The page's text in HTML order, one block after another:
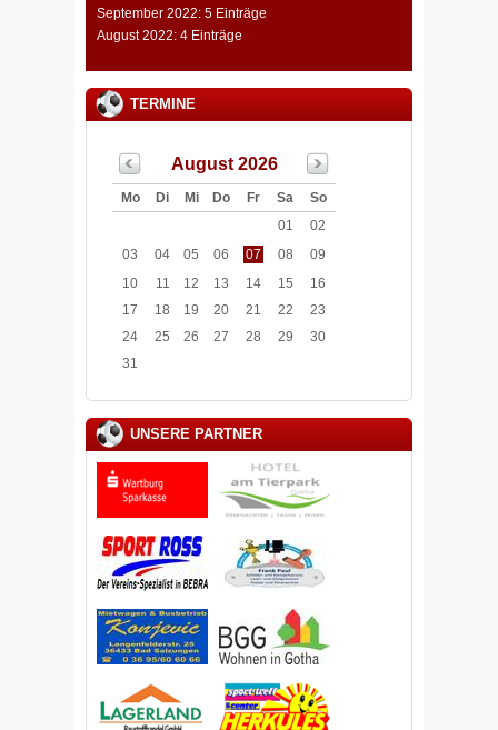
September 2022: 5 Einträge
August 2022: 4 Einträge
TERMINE
August 2026
Mo Di Mi Do Fr Sa
So
01
02
03
04 05 06 07 08
09
10
11 12 13 14 15
16
17
18 19 20 21 22
23
24
25 26 27 28 29
30
31
UNSERE PARTNER